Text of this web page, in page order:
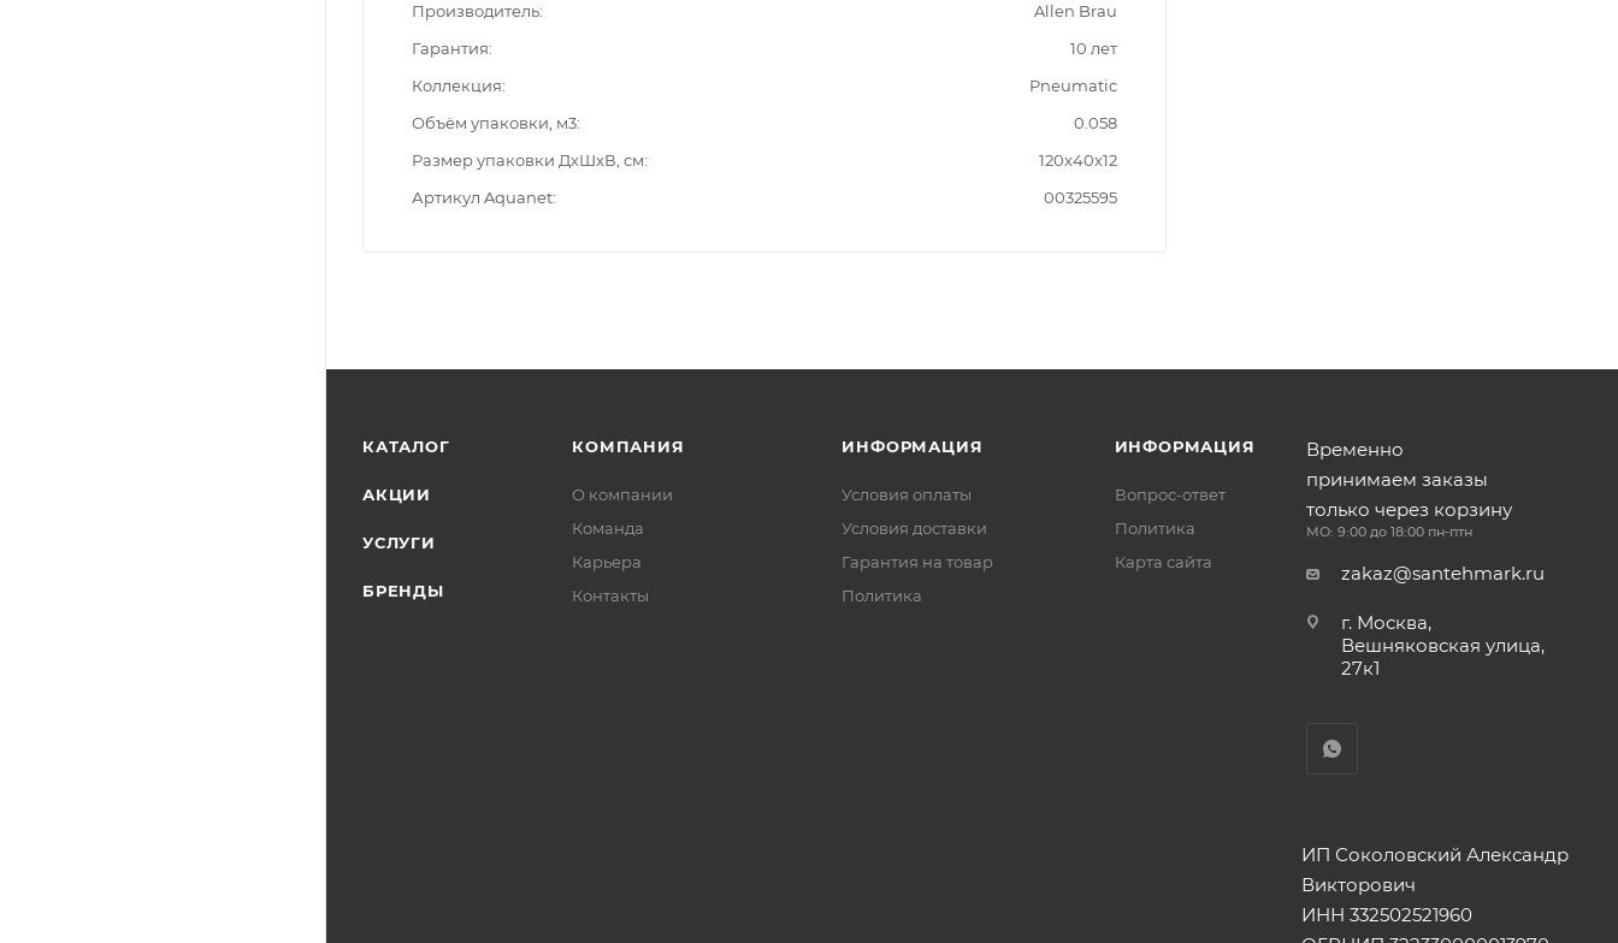
Производитель
Allen Brau
Гарантия
10 лет
Коллекция
Pneumatic
Объём упаковки, м3
0.058
Размер упаковки ДxШxВ, см
120x40x12
Артикул Aquanet
00325595
КАТАЛОГ
АКЦИИ
УСЛУГИ
БРЕНДЫ
КОМПАНИЯ
О компании
Команда
Карьера
Контакты
ИНФОРМАЦИЯ
Условия оплаты
Условия доставки
Гарантия на товар
Политика
ИНФОРМАЦИЯ
Вопрос-ответ
Политика
Карта сайта
Временно
принимаем заказы
только через корзину
МО: 9:00 до 18:00 пн-птн
zakaz@santehmark.ru
г. Москва,
Вешняковская улица,
27к1
ИП Соколовский Александр
Викторович
ИНН 332502521960